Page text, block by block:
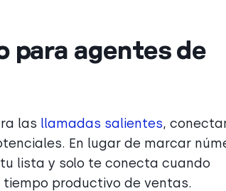
para agentes de
las llamadas salientes,
En lugar de marcar
lista y solo te conecta cuando
productivo de ventas.